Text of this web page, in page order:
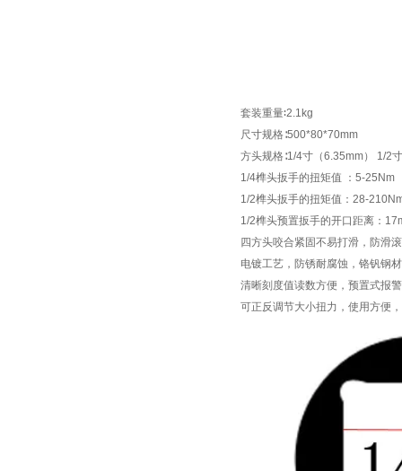
套装重量∶2.1kg
尺寸规格∶500*80*70mm
方头规格∶1/4寸（6.35mm） 1/2
1/4榫头扳手的扭矩值 ： 5-25Nm
1/2榫头扳手的扭矩值： 28-
1/2榫头预置扳手的开口距离：
四方头咬合紧固不易打滑，防滑
电镀工艺，防锈耐腐蚀，铬钒钢
清晰刻度值读数方便，预置式报
可正反调节大小扭力，使用方便